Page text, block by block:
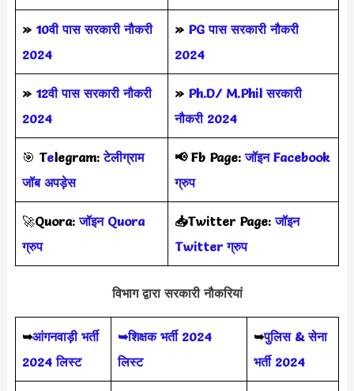
» 10वी पास सरकारी नौकरी
2024
» PG पास सरकारी नौकरी
2024
» 12वी पास सरकारी नौकरी
2024
» Ph.D/ M.Phil सरकारी
नौकरी 2024
🎯 Telegram: टेलीग्राम
जॉब अपड़ेस
📢 Fb Page:जॉइन Facebook
ग्रुप
🚀Quora:जॉइन Quora
ग्रुप
📥Twitter Page:जॉइन
Twitter ग्रुप
विभाग द्वारा सरकारी नौकरियां
➥आंगनवाड़ी भर्ती
2024 लिस्ट
➥शिक्षक भर्ती 2024
लिस्ट
➥पुलिस & सेना
भर्ती 2024